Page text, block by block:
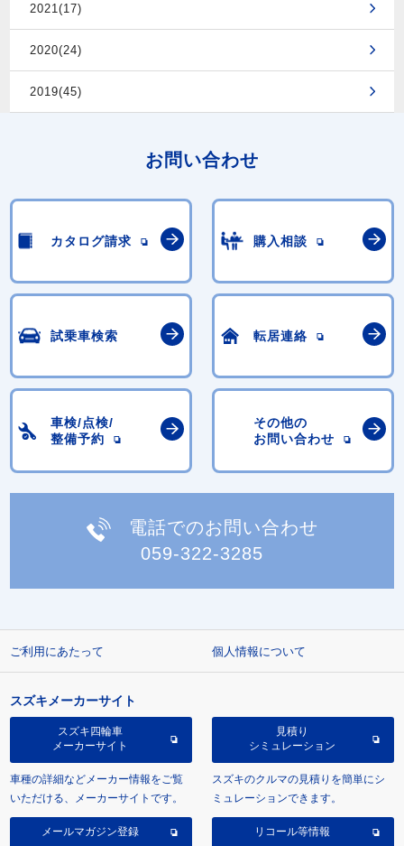
2021(17)
2020(24)
2019(45)
お問い合わせ
カタログ請求 購入相談
試乗車検索 転居連絡
車検/点検/
整備予約
その他の
お問い合わせ
電話でのお問い合わせ
059-322-3285
ご利用にあたって 個人情報について
スズキメーカーサイト
スズキ四輪車
メーカーサイト
車種の詳細などメーカー情報をご覧
いただける、メーカーサイトです。
見積り
シミュレーション
スズキのクルマの見積りを簡単にシ
ミュレーションできます。
メールマガジン登録 リコール等情報